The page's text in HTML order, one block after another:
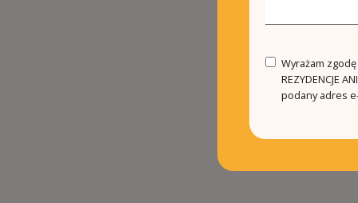
Wyrażam
REZYDENCJE
podany adres